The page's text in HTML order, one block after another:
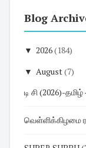
Blog
▼ 2026(184)
▼ August(7)
டி சி (2026)-
வெள்ளிக்கிழமை